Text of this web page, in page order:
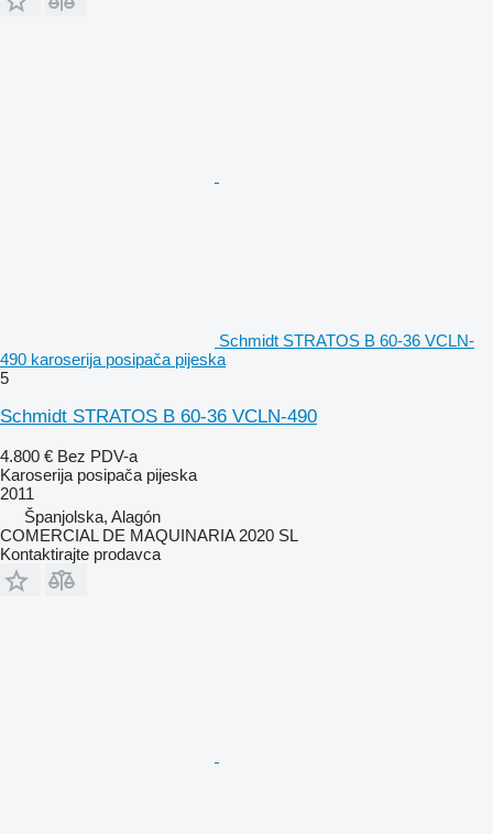
Schmidt STRATOS B 60-36 VCLN-
490 karoserija posipača pijeska
5
Schmidt STRATOS B 60-36 VCLN-490
4.800 € Bez PDV-a
Karoserija posipača pijeska
2011
Španjolska, Alagón
COMERCIAL DE MAQUINARIA 2020 SL
Kontaktirajte prodavca